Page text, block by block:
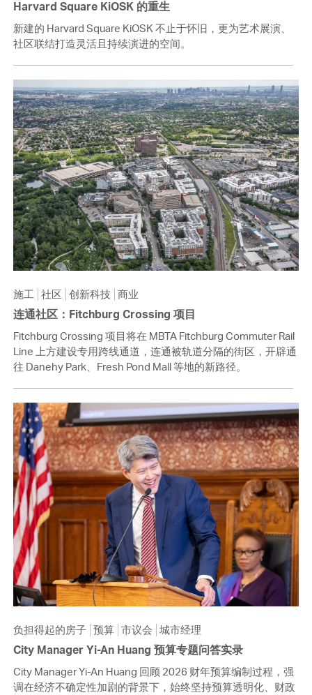
Harvard Square KiOSK 的重生
新建的 Harvard Square KiOSK 不止于怀旧，更为艺术展演、
社区联结打造灵活且持续演进的空间。
施工 社区 创新科技 商业
连通社区：Fitchburg Crossing 项目
Fitchburg Crossing 项目将在 MBTA Fitchburg Commuter Rail
Line 上方建设专用跨线通道，连通被轨道分隔的街区，开辟通
往 Danehy Park、Fresh Pond Mall 等地的新路径。
负担得起的房子 预算 市议会 城市经理
City Manager Yi-An Huang 预算专题问答实录
City Manager Yi-An Huang 回顾 2026 财年预算编制过程，强
调在经济不确定性加剧的背景下，始终坚持预算透明化、财政